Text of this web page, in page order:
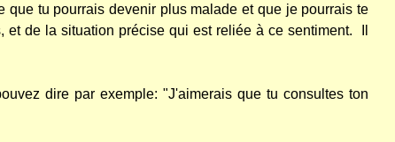
que tu pourrais devenir plus malade et que je pourrais te
de la situation précise qui est reliée à ce sentiment.
dire par exemple: "J'aimerais que tu consultes ton